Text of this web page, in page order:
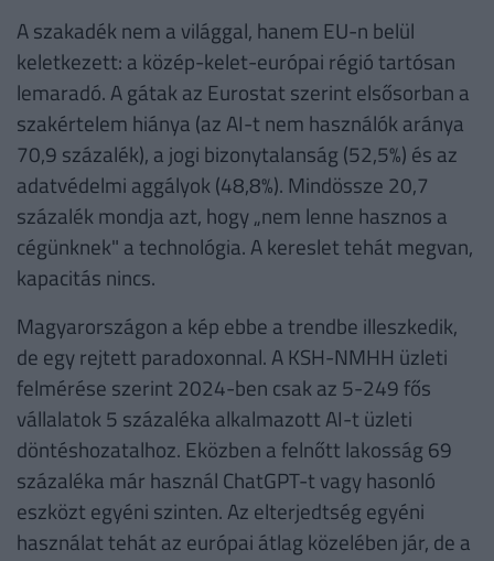
A szakadék nem a világgal, hanem EU-n belül
keletkezett: a közép-kelet-európai régió tartósan
lemaradó. A gátak az Eurostat szerint elsősorban a
szakértelem hiánya (az AI-t nem használók aránya
70,9 százalék), a jogi bizonytalanság (52,5%) és az
adatvédelmi aggályok (48,8%). Mindössze 20,7
százalék mondja azt, hogy „nem lenne hasznos a
cégünknek" a technológia. A kereslet tehát megvan,
kapacitás nincs.
Magyarországon a kép ebbe a trendbe illeszkedik,
de egy rejtett paradoxonnal. A KSH-NMHH üzleti
felmérése szerint 2024-ben csak az 5-249 fős
vállalatok 5 százaléka alkalmazott AI-t üzleti
döntéshozatalhoz. Eközben a felnőtt lakosság 69
százaléka már használ ChatGPT-t vagy hasonló
eszközt egyéni szinten. Az elterjedtség egyéni
használat tehát az európai átlag közelében jár, de a